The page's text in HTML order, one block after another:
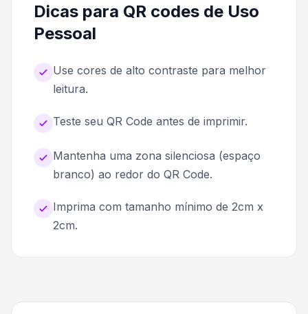
Dicas para QR codes de Uso
Pessoal
Use cores de alto contraste para melhor
leitura.
Teste seu QR Code antes de imprimir.
Mantenha uma zona silenciosa (espaço
branco) ao redor do QR Code.
Imprima com tamanho mínimo de 2cm x
2cm.